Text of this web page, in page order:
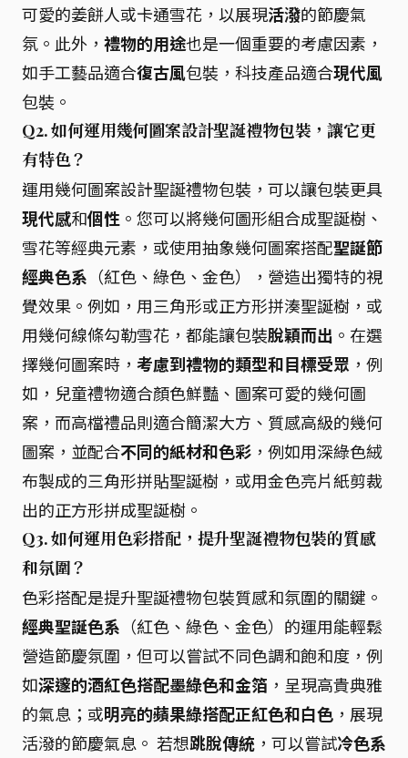
可愛的姜餅人或卡通雪花，以展現活潑的節慶氣
氛。此外， 禮物的用途也是一個重要的考慮因素，
如手工藝品適合復古風包裝，科技產品適合現代風
包裝。
Q2. 如何運用幾何圖案設計聖誕禮物包裝，讓它更
有特色？
運用幾何圖案設計聖誕禮物包裝，可以讓包裝更具
現代感和個性 。您可以將幾何圖形組合成聖誕樹、
雪花等經典元素，或使用抽象幾何圖案搭配聖誕節
經典色系 （紅色、綠色、金色），營造出獨特的視
覺效果。例如，用三角形或正方形拼湊聖誕樹，或
用幾何線條勾勒雪花，都能讓包裝脫穎而出 。在選
擇幾何圖案時， 考慮到禮物的類型和目標受眾 ，例
如，兒童禮物適合顏色鮮豔、圖案可愛的幾何圖
案，而高檔禮品則適合簡潔大方、質感高級的幾何
圖案，並配合不同的紙材和色彩 ，例如用深綠色絨
布製成的三角形拼貼聖誕樹，或用金色亮片紙剪裁
出的正方形拼成聖誕樹。
Q3. 如何運用色彩搭配，提升聖誕禮物包裝的質感
和氛圍？
色彩搭配是提升聖誕禮物包裝質感和氛圍的關鍵。
經典聖誕色系 （紅色、綠色、金色）的運用能輕鬆
營造節慶氛圍，但可以嘗試不同色調和飽和度，例
如深邃的酒紅色搭配墨綠色和金箔 ，呈現高貴典雅
的氣息；或明亮的蘋果綠搭配正紅色和白色 ，展現
活潑的節慶氣息。 若想跳脫傳統 ，可以嘗試冷色系